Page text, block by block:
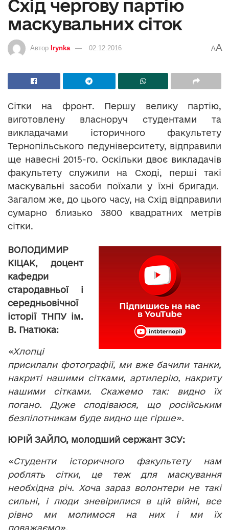
Схід чергову партію
маскувальних сіток
Автор Irynka 02.12.2016 AA
Сітки на фронт. Першу велику партію,
виготовлену власноруч студентами та
викладачами історичного факультету
Тернопільського педуніверситету, відправили
ще навесні 2015-го. Оскільки двоє викладачів
факультету служили на Сході, перші такі
маскувальні засоби поїхали у їхні бригади.
Загалом же, до цього часу, на Схід відправили
сумарно близько 3800 квадратних метрів
сітки.
ВОЛОДИМИР
КІЦАК, доцент
кафедри
стародавньої і
середньовічної
історії ТНПУ ім.
В. Гнатюка:
«Хлопці
присилали фотографії, ми вже бачили танки,
накриті нашими сітками, артилерію, накриту
нашими сітками. Скажемо так: видно їх
погано. Дуже сподіваюся, що російським
безпілотникам буде видно ще гірше».
ЮРІЙ ЗАЙЛО, молодший сержант ЗСУ:
«Студенти історичного факультету нам
роблять сітки, це теж для маскування
необхідна річ. Хоча зараз волонтери не такі
сильні, і люди зневірилися в цій війні, все
рівно ми молимося на них і ми їх
поважаємо».